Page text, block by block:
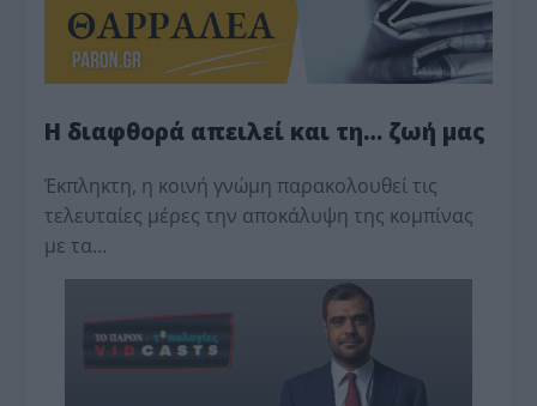
Η διαφθορά απειλεί και τη… ζωή μας
Έκπληκτη, η κοινή γνώμη παρακολουθεί τις
τελευταίες μέρες την αποκάλυψη της κο­μπίνας
με τα…